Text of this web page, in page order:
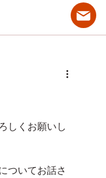
しくお願いし
ついてお話さ